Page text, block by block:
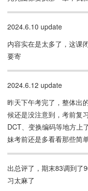
2024.6.10 update
内容实在是太多了，这课
要寄
2024.6.12 update
昨天下午考完了，整体出
候还是没注意到，考前复
DCT、变换编码等地方上
妹考前还是多看看那些简
出总评了，期末83调到了
习太麻了